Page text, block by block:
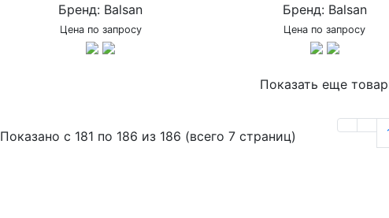
Бренд: Balsan
Цена по запросу
Бренд: Balsan
Цена по запросу
Показать еще
Показано с 181 по 186 из 186 (всего 7 страниц)